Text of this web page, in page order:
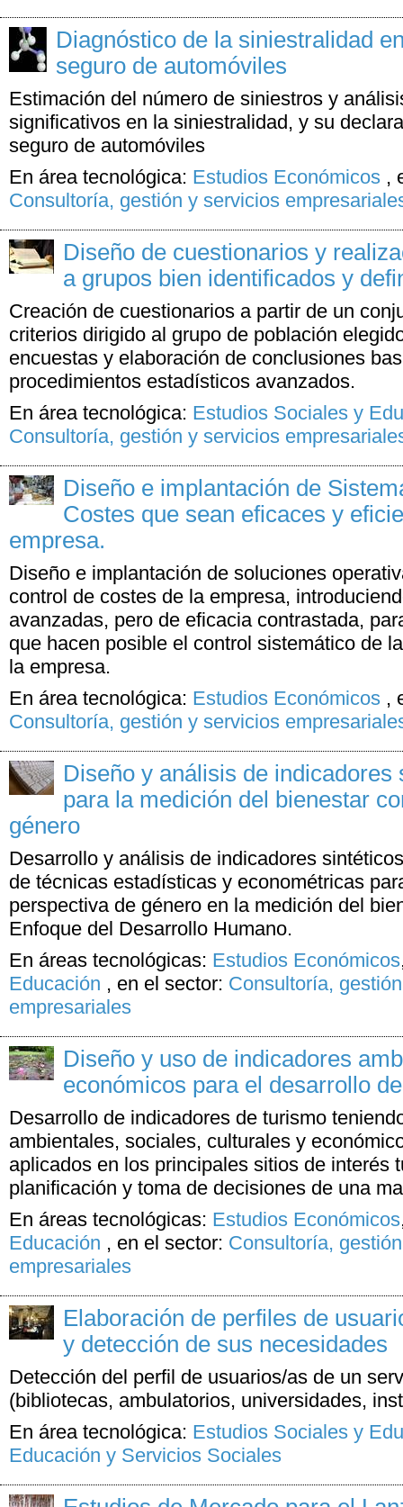
Diagnóstico de la siniestralidad
seguro de automóviles
Estimación del número de siniestros y
significativos en la siniestralidad, y su
seguro de automóviles
En área tecnológica: Estudios Económicos ,
Consultoría, gestión y servicios
Diseño de cuestionarios y
a grupos bien identificados y
Creación de cuestionarios a partir de un
criterios dirigido al grupo de población
encuestas y elaboración de conclusiones
procedimientos estadísticos avanzados.
En área tecnológica: Estudios Sociales y
Consultoría, gestión y servicios
Diseño e implantación de
Costes que sean eficaces y
empresa.
Diseño e implantación de soluciones
control de costes de la empresa,
avanzadas, pero de eficacia contrastada,
que hacen posible el control sistemático de
la empresa.
En área tecnológica: Estudios Económicos ,
Consultoría, gestión y servicios
Diseño y análisis de indicadores
para la medición del bienestar
género
Desarrollo y análisis de indicadores
de técnicas estadísticas y econométricas
perspectiva de género en la medición del
Enfoque del Desarrollo Humano.
En áreas tecnológicas: Estudios Económicos
Educación , en el sector: Consultoría,
empresariales
Diseño y uso de indicadores
económicos para el desarrollo
Desarrollo de indicadores de turismo
ambientales, sociales, culturales y
aplicados en los principales sitios de interés
planificación y toma de decisiones de una
En áreas tecnológicas: Estudios Económicos
Educación , en el sector: Consultoría,
empresariales
Elaboración de perfiles de
y detección de sus necesidades
Detección del perfil de usuarios/as de un
(bibliotecas, ambulatorios, universidades,
En área tecnológica: Estudios Sociales y
Educación y Servicios Sociales